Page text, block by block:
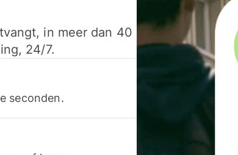
in meer dan 40
24/7.
seconden.